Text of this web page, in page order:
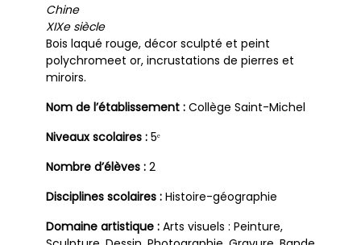
Chine
XIXe siècle
Bois laqué rouge, décor sculpté et peint
polychromeet or, incrustations de pierres et
miroirs.
Nom de l’établissement : Collège Saint-Michel
Niveaux scolaires : 5ᵉ
Nombre d’élèves : 2
Disciplines scolaires : Histoire-géographie
Domaine artistique : Arts visuels : Peinture,